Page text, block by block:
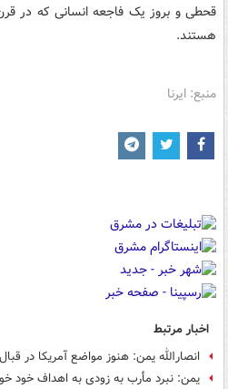
قحطی و بروز یک فاجعه انسانی که در
هستند.
منبع: ایرنا
اخبار مرتبط
انصارالله یمن: هنوز مواضع آمریکا در
یمن: نبرد مأرب به زودی به اهداف خود